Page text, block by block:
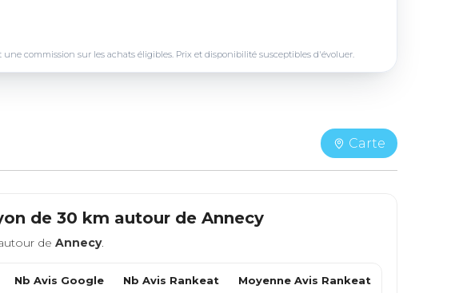
commission sur les achats éligibles. Prix et disponibilité susceptibles d'évoluer.
Carte
de 30 km autour de Annecy
deAnnecy.
Nb Avis Google Nb Avis Rankeat Moyenne Avis Rankeat